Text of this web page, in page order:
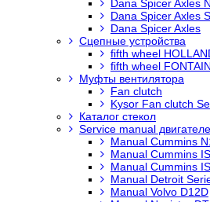
Dana Spicer Axles
Dana Spicer Axles
Dana Spicer Axles
Сцепные устройства
fifth wheel
fifth wheel
Муфты вентилятора
Fan clutch
Kysor Fan clutch
Каталог стекол
Service manual
Manual Cummins
Manual Cummins
Manual Cummins
Manual Detroit
Manual Volvo D12D